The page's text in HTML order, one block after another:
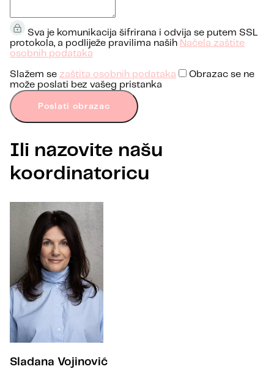
Sva je komunikacija šifrirana i odvija se putem SSL
protokola, a podliježe pravilima naših Načela zaštite
osobnih podataka
Slažem se zaštita osobnih podataka
Obrazac se ne
može poslati bez vašeg pristanka
Poslati obrazac
Ili nazovite našu
koordinatoricu
Sladana Vojinović